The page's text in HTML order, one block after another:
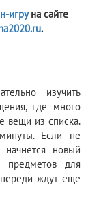
игруна сайте
.
изучить
где много
вещи из списка.
Если не
новый
предметов для
ждут еще